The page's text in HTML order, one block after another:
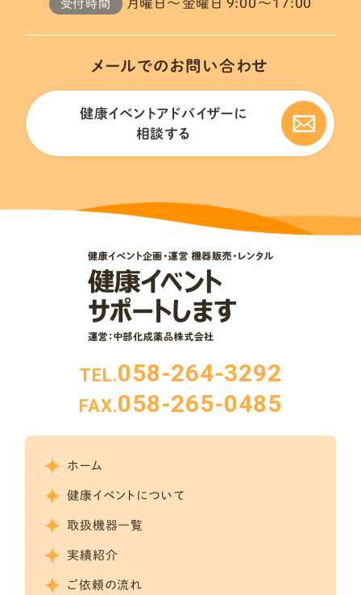
受付時間 月曜日～金曜日 9:00～17:00
メールでのお問い合わせ
健康イベントアドバイザーに
相談する
TEL.058-264-3292
FAX.058-265-0485
ホーム
健康イベントについて
取扱機器一覧
実績紹介
ご依頼の流れ